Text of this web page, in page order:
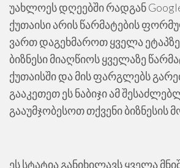
უახლოეს დღეებში რადგან
ქუთაისი არის წარმატების
ვართ დაგეხმაროთ ყველა
ბიზნესი მიაღწიოს ყველაზე
ქუთაისში და მის ფარგლებს
გააკეთეთ ეს ნაბიჯი ამ
გააუმჯობესოთ თქვენი ბიზნესის
ეს სტატია განიხილავს ყველა